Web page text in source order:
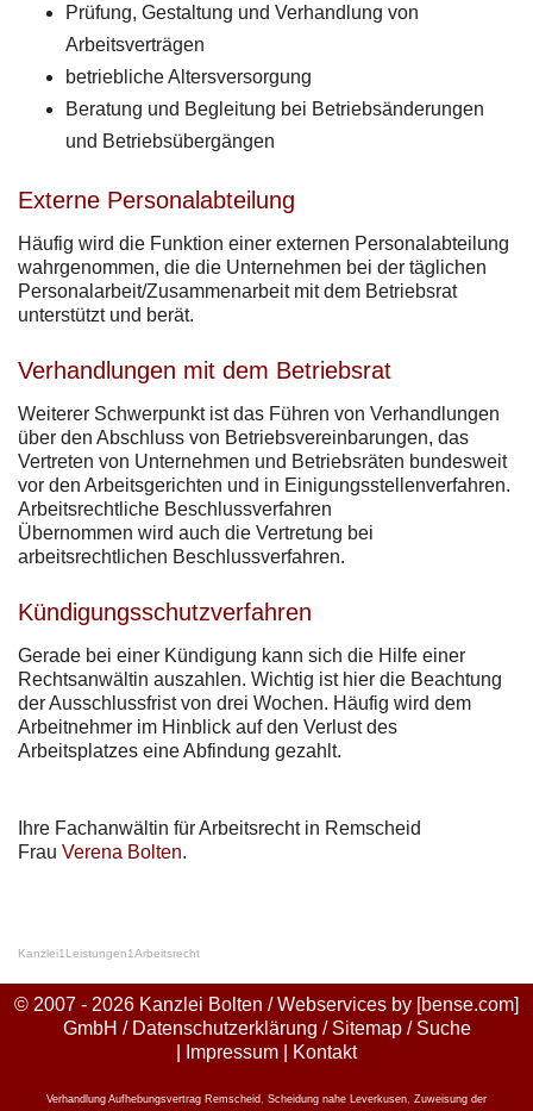
Prüfung, Gestaltung und Verhandlung von
Arbeitsverträgen
betriebliche Altersversorgung
Beratung und Begleitung bei Betriebsänderungen
und Betriebsübergängen
Externe Personalabteilung
Häufig wird die Funktion einer externen Personalabteilung
wahrgenommen, die die Unternehmen bei der täglichen
Personalarbeit/Zusammenarbeit mit dem Betriebsrat
unterstützt und berät.
Verhandlungen mit dem Betriebsrat
Weiterer Schwerpunkt ist das Führen von Verhandlungen
über den Abschluss von Betriebsvereinbarungen, das
Vertreten von Unternehmen und Betriebsräten bundesweit
vor den Arbeitsgerichten und in Einigungsstellenverfahren.
Arbeitsrechtliche Beschlussverfahren
Übernommen wird auch die Vertretung bei
arbeitsrechtlichen Beschlussverfahren.
Kündigungsschutzverfahren
Gerade bei einer Kündigung kann sich die Hilfe einer
Rechtsanwältin auszahlen. Wichtig ist hier die Beachtung
der Ausschlussfrist von drei Wochen. Häufig wird dem
Arbeitnehmer im Hinblick auf den Verlust des
Arbeitsplatzes eine Abfindung gezahlt.
Ihre Fachanwältin für Arbeitsrecht in Remscheid
Frau Verena Bolten.
Kanzlei1 Leistungen1Arbeitsrecht
© 2007 - 2026 Kanzlei Bolten / Webservices by [bense.com]
GmbH / Datenschutzerklärung / Sitemap/ Suche
Impressum Kontakt
Verhandlung Aufhebungsvertrag Remscheid Scheidung nahe Leverkusen Zuweisung der